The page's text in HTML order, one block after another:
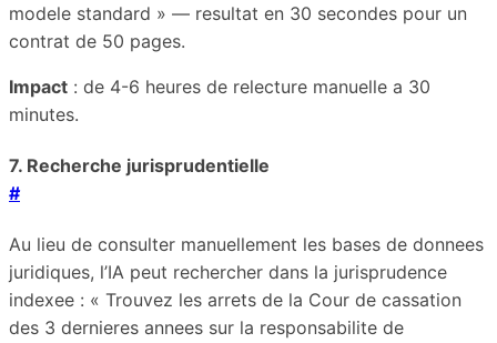
modele standard » — resultat en 30 secondes pour un
contrat de 50 pages.
Impact : de 4-6 heures de relecture manuelle a 30
minutes.
7. Recherche jurisprudentielle
#
Au lieu de consulter manuellement les bases de donnees
juridiques, l’IA peut rechercher dans la jurisprudence
indexee : « Trouvez les arrets de la Cour de cassation
des 3 dernieres annees sur la responsabilite de